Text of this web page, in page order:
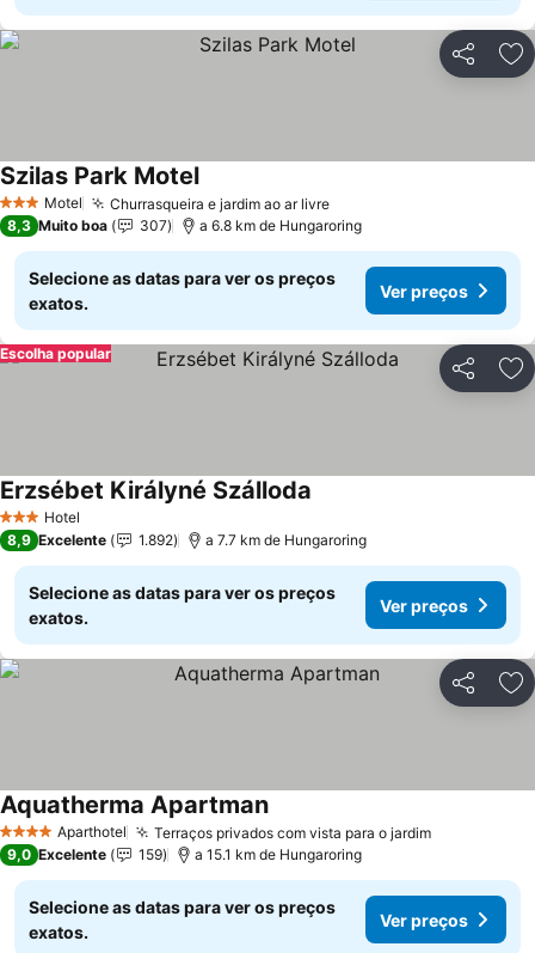
Partilhar
3 EstrelasMotel Churrasqueira e jardim ao ar livreVer preços
Szilas Park MotelVer preços
8,3 Muito boa 307 a 6.8 km de Hungaroring
Selecione as datas para ver os preços
exatos.
Ver preços
Partilhar
Escolha popular
3 EstrelasHotel
Erzsébet Királyné Szálloda
8,9 Excelente 1.892 a 7.7 km de Hungaroring
Selecione as datas para ver os preços
exatos.
Ver preços
Partilhar
4 EstrelasAparthotel Terraços privados com vista para o jardimVer preços
Aquatherma ApartmanVer preços
9,0 Excelente 159 a 15.1 km de Hungaroring
Selecione as datas para ver os preços
exatos.
Ver preços